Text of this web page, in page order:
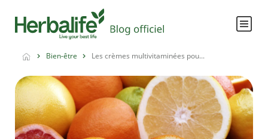
Bien-être Les crèmes multivitaminées pou...